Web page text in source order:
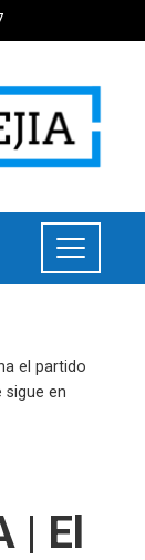
el partido
sigue en
| El